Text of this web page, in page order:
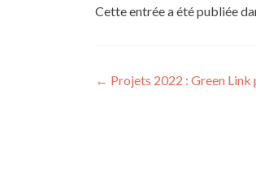
Cette entrée a été publiée
Navigation
← Projets 2022 : Green Link